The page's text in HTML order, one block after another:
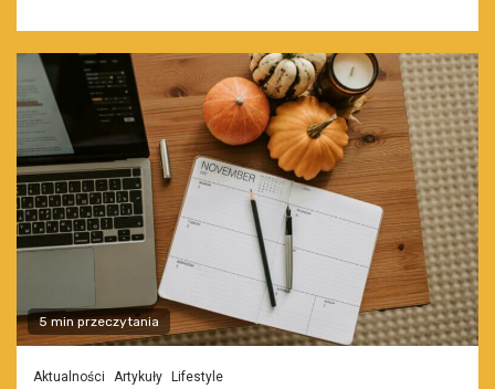
5 min przeczytania
Aktualności Artykuły Lifestyle